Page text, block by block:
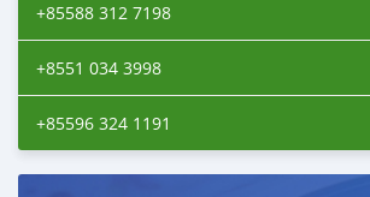
+85588 312 7198
+8551 034 3998
+85596 324 1191